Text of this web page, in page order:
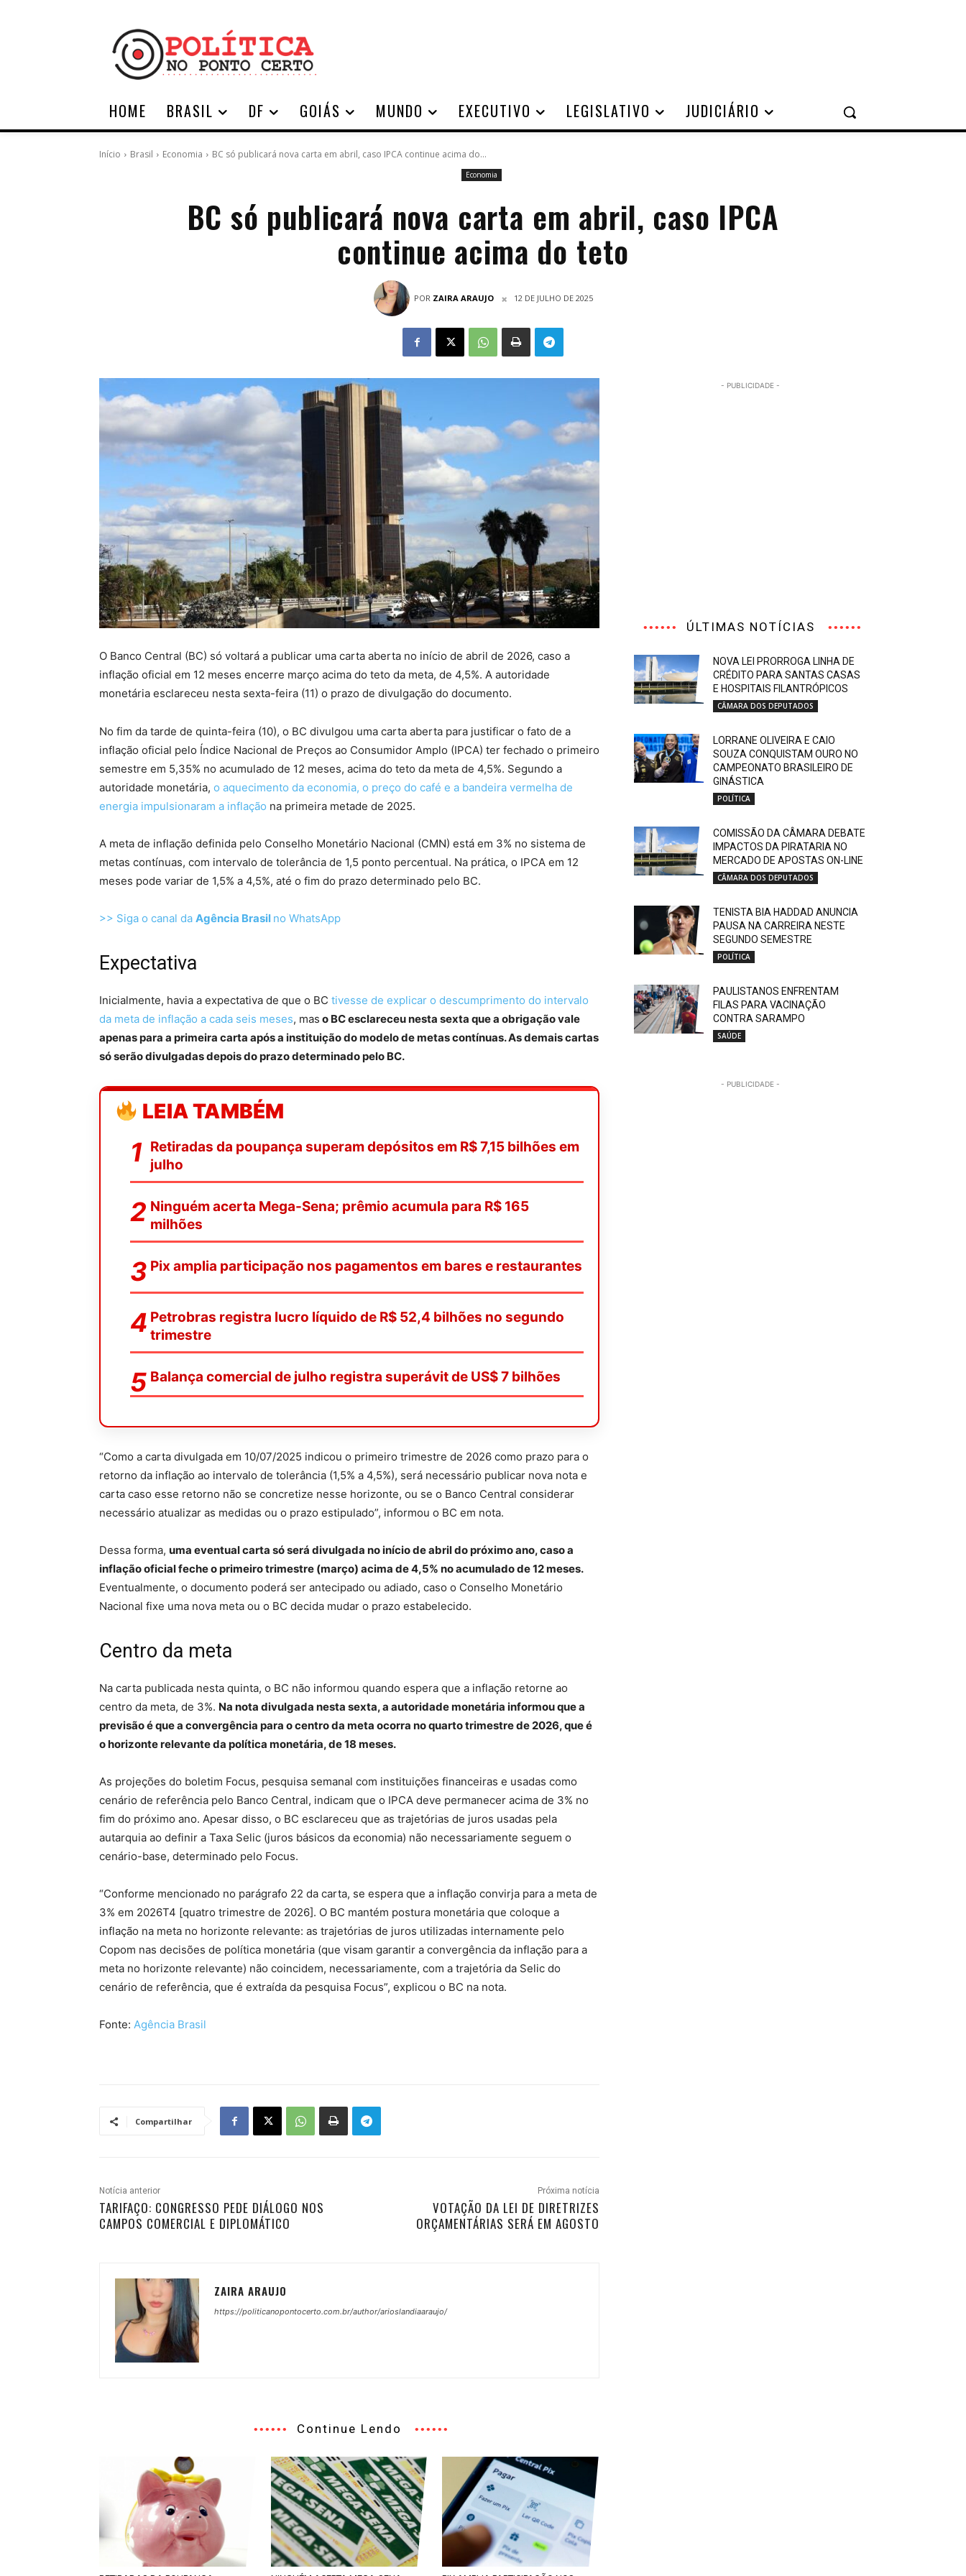
HOME BRASIL DF GOIÁS MUNDO EXECUTIVO LEGISLATIVO JUDICIÁRIO
Início Brasil Economia BC só publicará nova carta em abril, caso IPCA continue acima do...
Economia
BC só publicará nova carta em abril, caso IPCA
continue acima do teto
POR ZAIRA ARAUJO 12 DE JULHO DE 2025
O Banco Central (BC) só voltará a publicar uma carta aberta no início de abril de 2026, caso a
inflação oficial em 12 meses encerre março acima do teto da meta, de 4,5%. A autoridade
monetária esclareceu nesta sexta-feira (11) o prazo de divulgação do documento.
No fim da tarde de quinta-feira (10), o BC divulgou uma carta aberta para justificar o fato de a
inflação oficial pelo Índice Nacional de Preços ao Consumidor Amplo (IPCA) ter fechado o primeiro
semestre em 5,35% no acumulado de 12 meses, acima do teto da meta de 4,5%. Segundo a
autoridade monetária, o aquecimento da economia, o preço do café e a bandeira vermelha de
energia impulsionaram a inflação na primeira metade de 2025.
A meta de inflação definida pelo Conselho Monetário Nacional (CMN) está em 3% no sistema de
metas contínuas, com intervalo de tolerância de 1,5 ponto percentual. Na prática, o IPCA em 12
meses pode variar de 1,5% a 4,5%, até o fim do prazo determinado pelo BC.
>> Siga o canal da Agência Brasil no WhatsApp
Expectativa
Inicialmente, havia a expectativa de que o BC tivesse de explicar o descumprimento do intervalo
da meta de inflação a cada seis meses, mas o BC esclareceu nesta sexta que a obrigação vale
apenas para a primeira carta após a instituição do modelo de metas contínuas. As demais cartas
só serão divulgadas depois do prazo determinado pelo BC.
LEIA TAMBÉM
Retiradas da poupança superam depósitos em R$ 7,15 bilhões em
julho
Ninguém acerta Mega-Sena; prêmio acumula para R$ 165
milhões
Pix amplia participação nos pagamentos em bares e restaurantes
Petrobras registra lucro líquido de R$ 52,4 bilhões no segundo
trimestre
Balança comercial de julho registra superávit de US$ 7 bilhões
“Como a carta divulgada em 10/07/2025 indicou o primeiro trimestre de 2026 como prazo para o
retorno da inflação ao intervalo de tolerância (1,5% a 4,5%), será necessário publicar nova nota e
carta caso esse retorno não se concretize nesse horizonte, ou se o Banco Central considerar
necessário atualizar as medidas ou o prazo estipulado”, informou o BC em nota.
Dessa forma, uma eventual carta só será divulgada no início de abril do próximo ano, caso a
inflação oficial feche o primeiro trimestre (março) acima de 4,5% no acumulado de 12 meses.
Eventualmente, o documento poderá ser antecipado ou adiado, caso o Conselho Monetário
Nacional fixe uma nova meta ou o BC decida mudar o prazo estabelecido.
Centro da meta
Na carta publicada nesta quinta, o BC não informou quando espera que a inflação retorne ao
centro da meta, de 3%. Na nota divulgada nesta sexta, a autoridade monetária informou que a
previsão é que a convergência para o centro da meta ocorra no quarto trimestre de 2026, que é
o horizonte relevante da política monetária, de 18 meses.
As projeções do boletim Focus, pesquisa semanal com instituições financeiras e usadas como
cenário de referência pelo Banco Central, indicam que o IPCA deve permanecer acima de 3% no
fim do próximo ano. Apesar disso, o BC esclareceu que as trajetórias de juros usadas pela
autarquia ao definir a Taxa Selic (juros básicos da economia) não necessariamente seguem o
cenário-base, determinado pelo Focus.
“Conforme mencionado no parágrafo 22 da carta, se espera que a inflação convirja para a meta de
3% em 2026T4 [quatro trimestre de 2026]. O BC mantém postura monetária que coloque a
inflação na meta no horizonte relevante: as trajetórias de juros utilizadas internamente pelo
Copom nas decisões de política monetária (que visam garantir a convergência da inflação para a
meta no horizonte relevante) não coincidem, necessariamente, com a trajetória da Selic do
cenário de referência, que é extraída da pesquisa Focus”, explicou o BC na nota.
Fonte: Agência Brasil
Compartilhar
Notícia anterior
TARIFAÇO: CONGRESSO PEDE DIÁLOGO NOS
CAMPOS COMERCIAL E DIPLOMÁTICO
Próxima notícia
VOTAÇÃO DA LEI DE DIRETRIZES
ORÇAMENTÁRIAS SERÁ EM AGOSTO
ZAIRA ARAUJO
https://politicanopontocerto.com.br/author/arioslandiaaraujo/
Continue Lendo
- PUBLICIDADE -
ÚLTIMAS NOTÍCIAS
NOVA LEI PRORROGA LINHA DE
CRÉDITO PARA SANTAS CASAS
E HOSPITAIS FILANTRÓPICOS
CÂMARA DOS DEPUTADOS
LORRANE OLIVEIRA E CAIO
SOUZA CONQUISTAM OURO NO
CAMPEONATO BRASILEIRO DE
GINÁSTICA
POLÍTICA
COMISSÃO DA CÂMARA DEBATE
IMPACTOS DA PIRATARIA NO
MERCADO DE APOSTAS ON-LINE
CÂMARA DOS DEPUTADOS
TENISTA BIA HADDAD ANUNCIA
PAUSA NA CARREIRA NESTE
SEGUNDO SEMESTRE
POLÍTICA
PAULISTANOS ENFRENTAM
FILAS PARA VACINAÇÃO
CONTRA SARAMPO
SAÚDE
- PUBLICIDADE -